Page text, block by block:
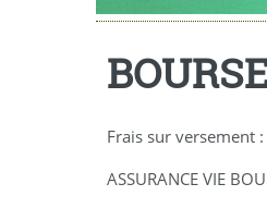
Frais sur versement :
ASSURANCE VIE